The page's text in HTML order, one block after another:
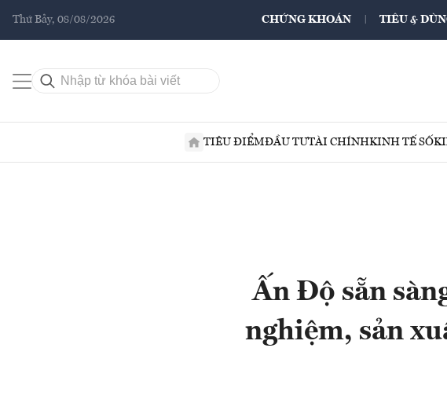
Thứ Bảy, 08/08/2026 CHỨNG KHOÁN TIÊU &
TIÊU ĐIỂMĐẦU TƯTÀI CHÍNHKINH TẾ SỐ
Ấn Độ sẵn
nghiệm, sản